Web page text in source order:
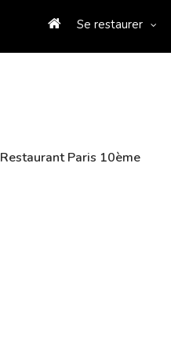
Se restaurer
Restaurant Paris 10ème